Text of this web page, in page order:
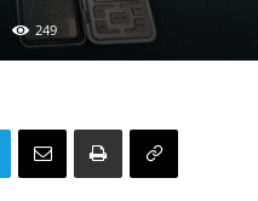
249